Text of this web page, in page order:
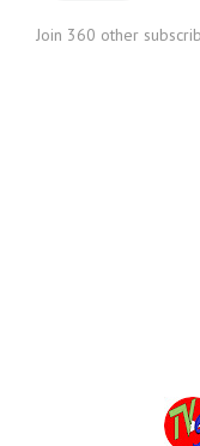
Join 360 other